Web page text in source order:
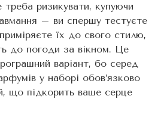
ризикувати, купуючи
– ви спершу тестуєте
їх до свого стилю,
до погоди за вікном. Це
варіант, бо серед
у наборі обов’язково
що підкорить ваше серце